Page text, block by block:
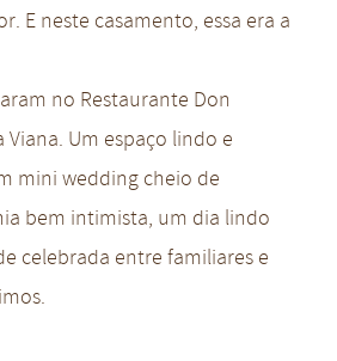
E neste casamento, essa era a
no Restaurante Don
Viana. Um espaço lindo e
mini wedding cheio de
bem intimista, um dia lindo
celebrada entre familiares e